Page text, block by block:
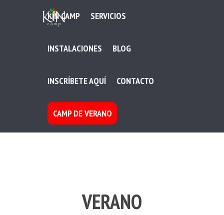
KIN CAMP SERVICIOS
INSTALACIONES BLOG
INSCRÍBETE AQUÍ CONTACTO
CAMP DE VERANO
VERANO